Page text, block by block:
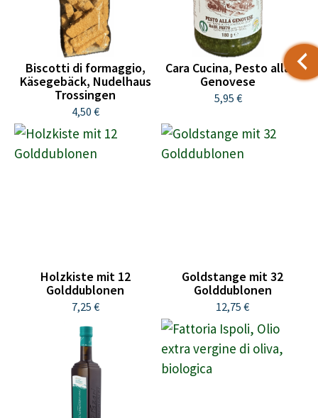
Biscotti di formaggio,
Käsegebäck, Nudelhaus
Trossingen
4,50 €
Cara Cucina, Pesto alla
Genovese
5,95 €
Holzkiste mit 12
Golddublonen
7,25 €
Goldstange mit 32
Golddublonen
12,75 €